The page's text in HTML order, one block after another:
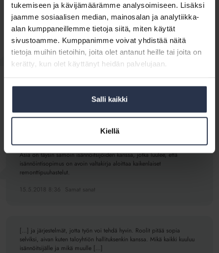
tukemiseen ja kävijämäärämme analysoimiseen. Lisäksi
jaamme sosiaalisen median, mainosalan ja analytiikka-
alan kumppaneillemme tietoja siitä, miten käytät
sivustoamme. Kumppanimme voivat yhdistää näitä
tietoja muihin tietoihin, joita olet antanut heille tai joita on
kerätty, kun olet käyttänyt heidän palvelujaan.
Salli kaikki
Kiellä
[…] Hyvin palveleva isännöintiyritys tarjoaa taloyhtiöidensä hallituksille
tietoa, siitä johdettua näkemystä ja työkaluja tahtotilan selvittämiseen.
Vastuullinen isännöitsijä pitää huolen, että hallitus myös käyttää näitä
päätöksenteossaan. Taloyhtiön vision ja roolinsa tunteva hallitus ei
sotkeudu arjen pikkuasioihin tai henkilökemioihin. […]
8.5.2018 4:03 Asumisen strateginen kehittäminen suomeksi -
”Eniten hankaluuksia lienee omatoimisten hallitusten kanssa, jotka
aavistaja ja arvaaja, vaikkei päätöksistä ole edes kerrottu isännöitsijälle
Asia on täysin samoin isännöitsijöiden kanssa, jotka luulee, että
isännöintisopimus on avoin valtakirja aloittaa kaikenlaiset
remonttipuuhastelut.
15.5.2018 8:36
Samat sanat
[…] ja järjestelmät, jotta työn voi tehdä hyvin. Roolit pitää sopia
selviksi, aivan kuten taloyhtiön hallituksenkin kanssa. Mikä kaikki kuuluu
isännöitsijälle ja mikä muulle […]